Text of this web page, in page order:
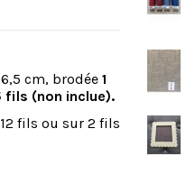
cm, brodée 1
fils (non inclue).
fils ou sur 2 fils